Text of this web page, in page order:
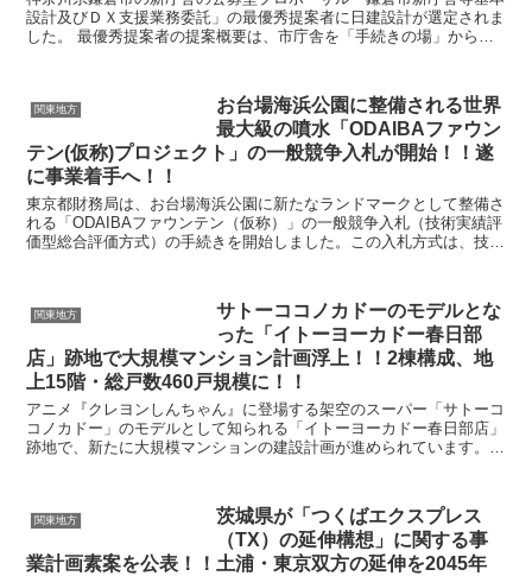
設計及びＤＸ支援業務委託」の最優秀提案者に日建設計が選定されま
した。 最優秀提案者の提案概要は、市庁舎を「手続きの場」から
関東地方
お台場海浜公園に整備される世界
最大級の噴水「ODAIBAファウン
テン(仮称)プロジェクト」の一般競争入札が開始！！遂
に事業着手へ！！
東京都財務局は、お台場海浜公園に新たなランドマークとして整備さ
れる「ODAIBAファウンテン（仮称）」の一般競争入札（技術実績評
価型総合評価方式）の手続きを開始しました。この入札方式は、技術
関東地方
サトーココノカドーのモデルとな
った「イトーヨーカドー春日部
店」跡地で大規模マンション計画浮上！！2棟構成、地
上15階・総戸数460戸規模に！！
アニメ『クレヨンしんちゃん』に登場する架空のスーパー「サトーコ
コノカドー」のモデルとして知られる「イトーヨーカドー春日部店」
跡地で、新たに大規模マンションの建設計画が進められています。事
関東地方
茨城県が「つくばエクスプレス
（TX）の延伸構想」に関する事
業計画素案を公表！！土浦・東京双方の延伸を2045年